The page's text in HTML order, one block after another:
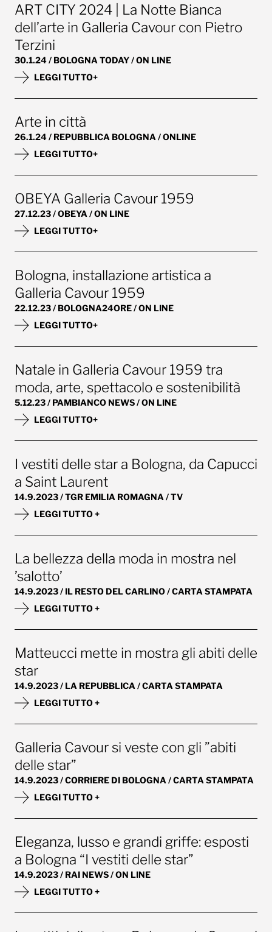
ART CITY 2024 | La Notte Bianca
dell’arte in Galleria Cavour con Pietro
Terzini
30.1.24 / BOLOGNA TODAY / ON LINE
LEGGI TUTTO+
Arte in città
26.1.24 / REPUBBLICA BOLOGNA / ONLINE
LEGGI TUTTO+
OBEYA Galleria Cavour 1959
27.12.23 / OBEYA / ON LINE
LEGGI TUTTO+
Bologna, installazione artistica a
Galleria Cavour 1959
22.12.23 / BOLOGNA24ORE / ON LINE
LEGGI TUTTO+
Natale in Galleria Cavour 1959 tra
moda, arte, spettacolo e sostenibilità
5.12.23 / PAMBIANCO NEWS / ON LINE
LEGGI TUTTO+
I vestiti delle star a Bologna, da Capucci
a Saint Laurent
14.9.2023 / TGR EMILIA ROMAGNA / TV
LEGGI TUTTO +
La bellezza della moda in mostra nel
’salotto’
14.9.2023 / IL RESTO DEL CARLINO / CARTA STAMPATA
LEGGI TUTTO +
Matteucci mette in mostra gli abiti delle
star
14.9.2023 / LA REPUBBLICA / CARTA STAMPATA
LEGGI TUTTO +
Galleria Cavour si veste con gli ”abiti
delle star”
14.9.2023 / CORRIERE DI BOLOGNA / CARTA STAMPATA
LEGGI TUTTO +
Eleganza, lusso e grandi griffe: esposti
a Bologna “I vestiti delle star”
14.9.2023 / RAI NEWS / ON LINE
LEGGI TUTTO +